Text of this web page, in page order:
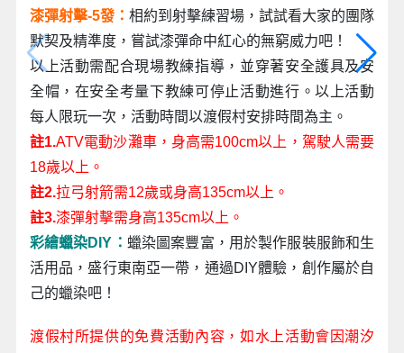
漆彈射擊-5發： 相約到射擊練習場，試試看大家的團隊
默契及精準度，嘗試漆彈命中紅心的無窮威力吧！
以上活動需配合現場教練指導，並穿著安全護具及安
全帽，在安全考量下教練可停止活動進行。以上活動
每人限玩一次，活動時間以渡假村安排時間為主。
註1.ATV電動沙灘車，身高需100cm以上，駕駛人需要
18歲以上。
註2.拉弓射箭需12歲或身高135cm以上。
註3.漆彈射擊需身高135cm以上。
彩繪蠟染DIY： 蠟染圖案豐富，用於製作服裝服飾和生
活用品，盛行東南亞一帶，通過DIY體驗，創作屬於自
己的蠟染吧！
渡假村所提供的免費活動內容，如水上活動會因潮汐